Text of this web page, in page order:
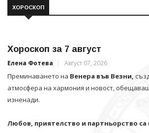
ХОРОСКОП
Хороскоп за 7 август
Елена Фотева Август 07, 2026
Преминаването на Венера във Везни,
атмосфера на хармония и новост,
изненади.
Любов, приятелство и партньорство са